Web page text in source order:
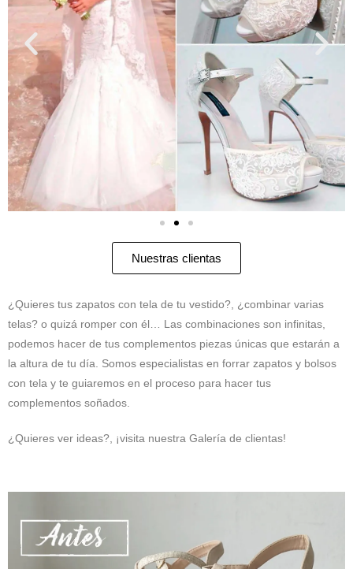
Nuestras clientas
¿Quieres tus zapatos con tela de tu vestido?, ¿combinar varias
telas? o quizá romper con él… Las combinaciones son infinitas,
podemos hacer de tus complementos piezas únicas que estarán a
la altura de tu día. Somos especialistas en forrar zapatos y bolsos
con tela y te guiaremos en el proceso para hacer tus
complementos soñados.
¿Quieres ver ideas?, ¡visita nuestra Galería de clientas!